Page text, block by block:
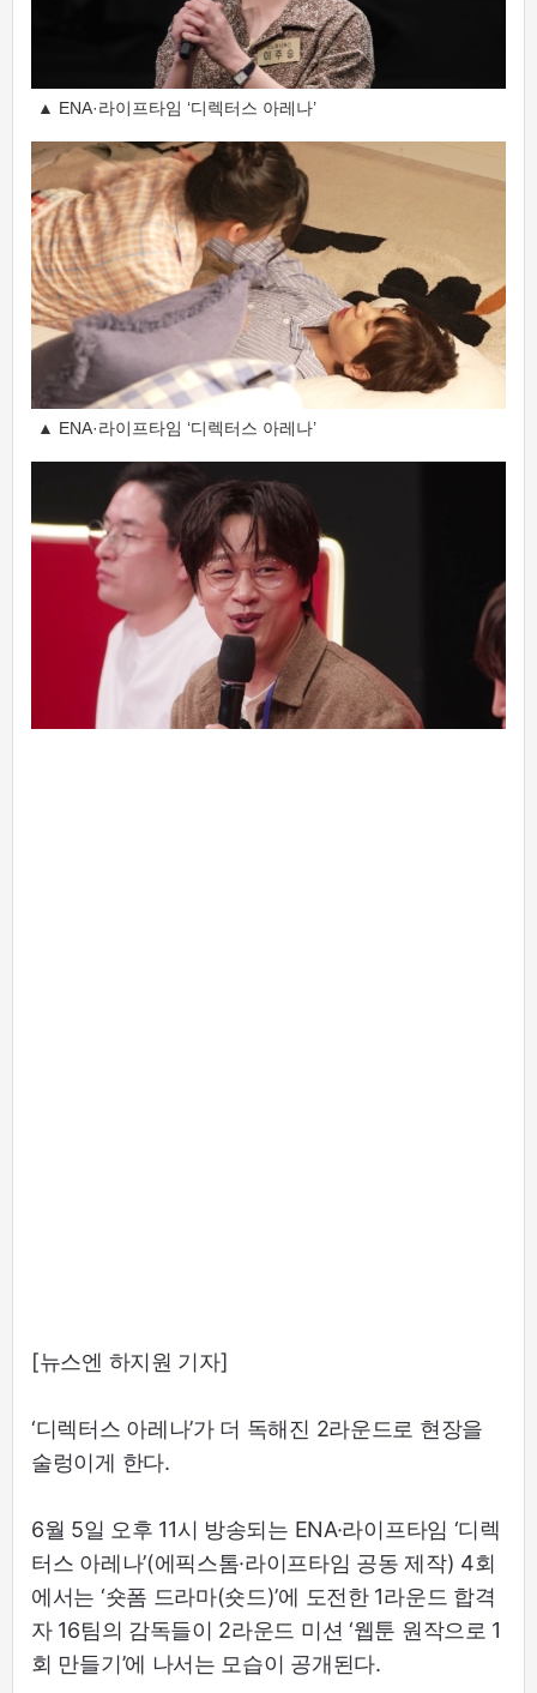
▲ ENA·라이프타임 ‘디렉터스 아레나’
▲ ENA·라이프타임 ‘디렉터스 아레나’
[뉴스엔 하지원 기자]
‘디렉터스 아레나’가 더 독해진 2라운드로 현장을
술렁이게 한다.
6월 5일 오후 11시 방송되는 ENA·라이프타임 ‘디렉
터스 아레나’(에픽스톰·라이프타임 공동 제작) 4회
에서는 ‘숏폼 드라마(숏드)’에 도전한 1라운드 합격
자 16팀의 감독들이 2라운드 미션 ‘웹툰 원작으로 1
회 만들기’에 나서는 모습이 공개된다.